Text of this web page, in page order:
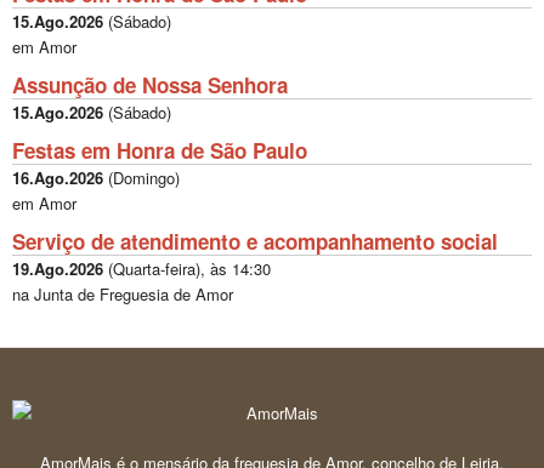
15.Ago.2026 (Sábado)
em Amor
Assunção de Nossa Senhora
15.Ago.2026 (Sábado)
Festas em Honra de São Paulo
16.Ago.2026 (Domingo)
em Amor
Serviço de atendimento e acompanhamento social
19.Ago.2026 (Quarta-feira), às 14:30
na Junta de Freguesia de Amor
AmorMais é o mensário da freguesia de Amor, concelho de Leiria.